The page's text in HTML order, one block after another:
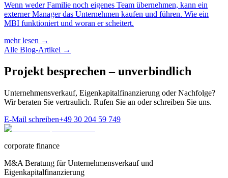
Wenn weder Familie noch eigenes Team übernehmen, kann ein
externer Manager das Unternehmen kaufen und führen. Wie ein
MBI funktioniert und woran er scheitert.
mehr lesen →
Alle Blog-Artikel →
Projekt besprechen – unverbindlich
Unternehmensverkauf, Eigenkapitalfinanzierung oder Nachfolge?
Wir beraten Sie vertraulich. Rufen Sie an oder schreiben Sie uns.
E-Mail schreiben+49 30 204 59 749
corporate finance
M&A Beratung für Unternehmensverkauf und
Eigenkapitalfinanzierung